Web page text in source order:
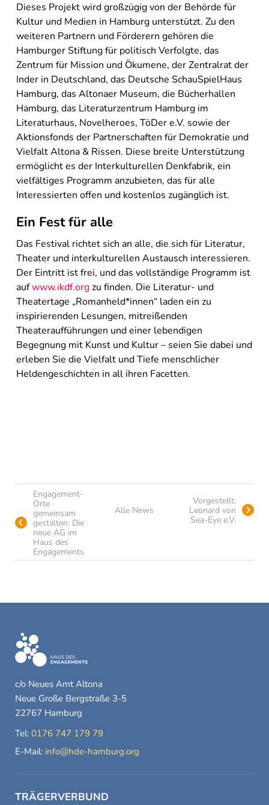
Dieses Projekt wird großzügig von der Behörde für
Kultur und Medien in Hamburg unterstützt. Zu den
weiteren Partnern und Förderern gehören die
Hamburger Stiftung für politisch Verfolgte, das
Zentrum für Mission und Ökumene, der Zentralrat der
Inder in Deutschland, das Deutsche SchauSpielHaus
Hamburg, das Altonaer Museum, die Bücherhallen
Hamburg, das Literaturzentrum Hamburg im
Literaturhaus, Novelheroes, TöDer e.V. sowie der
Aktionsfonds der Partnerschaften für Demokratie und
Vielfalt Altona & Rissen. Diese breite Unterstützung
ermöglicht es der Interkulturellen Denkfabrik, ein
vielfältiges Programm anzubieten, das für alle
Interessierten offen und kostenlos zugänglich ist.
Ein Fest für alle
Das Festival richtet sich an alle, die sich für Literatur,
Theater und interkulturellen Austausch interessieren.
Der Eintritt ist frei, und das vollständige Programm ist
aufwww.ikdf.orgzu finden. Die Literatur- und
Theatertage „Romanheld*innen“ laden ein zu
inspirierenden Lesungen, mitreißenden
Theateraufführungen und einer lebendigen
Begegnung mit Kunst und Kultur – seien Sie dabei und
erleben Sie die Vielfalt und Tiefe menschlicher
Heldengeschichten in all ihren Facetten.
Engagement-
Orte
gemeinsam
gestalten: Die
neue AG im
Haus des
Engagements
Alle News
Vorgestellt:
Leonard von
Sea-Eye e.V.
c/o Neues Amt Altona
Neue Große Bergstraße 3-5
22767 Hamburg
Tel: 0176 747 179 79
E-Mail: info@hde-hamburg.org
TRÄGERVERBUND